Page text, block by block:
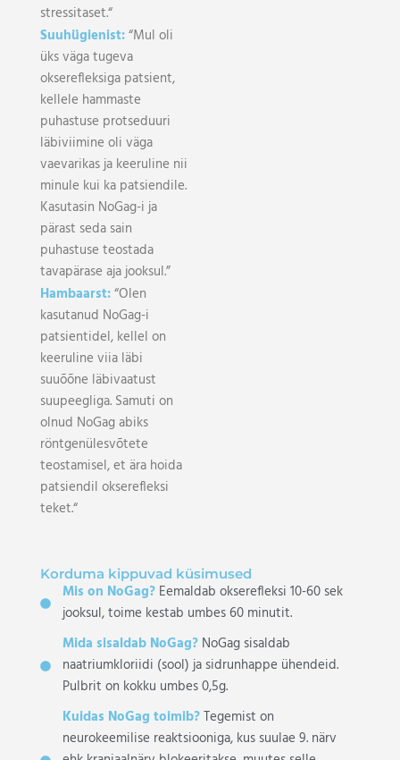
stressitaset.“
Suuhügienist:“Mul oli
üks väga tugeva
okserefleksiga patsient,
kellele hammaste
puhastuse protseduuri
läbiviimine oli väga
vaevarikas ja keeruline nii
minule kui ka patsiendile.
Kasutasin NoGag-i ja
pärast seda sain
puhastuse teostada
tavapärase aja jooksul.”
Hambaarst:“Olen
kasutanud NoGag-i
patsientidel, kellel on
keeruline viia läbi
suuõõne läbivaatust
suupeegliga. Samuti on
olnud NoGag abiks
röntgenülesvõtete
teostamisel, et ära hoida
patsiendil okserefleksi
teket.“
Korduma kippuvad küsimused
Mis on NoGag?Eemaldab okserefleksi 10-60 sek
jooksul, toime kestab umbes 60 minutit.
Mida sisaldab NoGag?NoGag sisaldab
naatriumkloriidi (sool) ja sidrunhappe ühendeid.
Pulbrit on kokku umbes 0,5g.
Kuidas NoGag toimib?Tegemist on
neurokeemilise reaktsiooniga, kus suulae 9. närv